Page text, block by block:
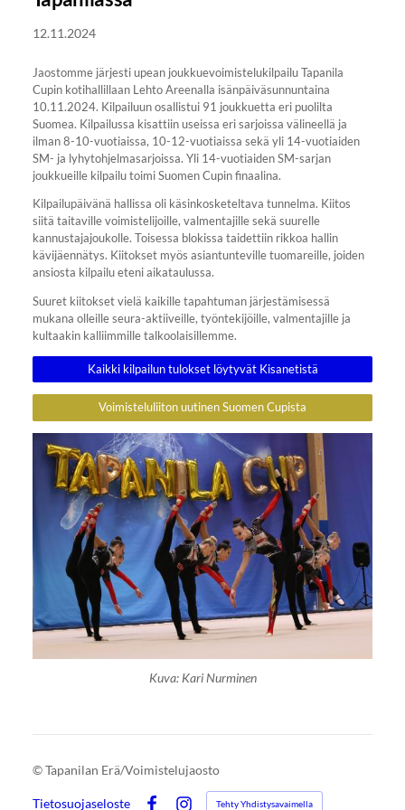
12.11.2024
Jaostomme järjesti upean joukkuevoimistelukilpailu Tapanila
Cupin kotihallillaan Lehto Areenalla isänpäiväsunnuntaina
10.11.2024. Kilpailuun osallistui 91 joukkuetta eri puolilta
Suomea. Kilpailussa kisattiin useissa eri sarjoissa välineellä ja
ilman 8-10-vuotiaissa, 10-12-vuotiaissa sekä yli 14-vuotiaiden
SM- ja lyhytohjelmasarjoissa. Yli 14-vuotiaiden SM-sarjan
joukkueille kilpailu toimi Suomen Cupin finaalina.
Kilpailupäivänä hallissa oli käsinkosketeltava tunnelma. Kiitos
siitä taitaville voimistelijoille, valmentajille sekä suurelle
kannustajajoukolle. Toisessa blokissa taidettiin rikkoa hallin
kävijäennätys. Kiitokset myös asiantunteville tuomareille, joiden
ansiosta kilpailu eteni aikataulussa.
Suuret kiitokset vielä kaikille tapahtuman järjestämisessä
mukana olleille seura-aktiiveille, työntekijöille, valmentajille ja
kultaakin kalliimmille talkoolaisillemme.
Kaikki kilpailun tulokset löytyvät Kisanetistä
Voimisteluliiton uutinen Suomen Cupista
Kuva: Kari Nurminen
©Tapanilan Erä/Voimistelujaosto
Tietosuojaseloste Tehty Yhdistysavaimella